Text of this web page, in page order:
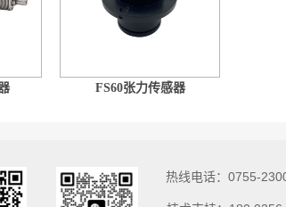
FS60张力传感器
热线电话：0755-